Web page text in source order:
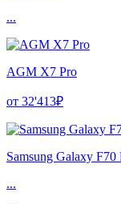
...
AGM X7 Pro
от 32'413₽
Samsung Galaxy F70
...